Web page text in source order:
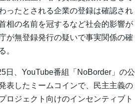
ったとされる企業の登録は確認され
相の名前を冠するなど社会的影響が
が無登録発行の疑いで事実関係の確
。
日、YouTube番組「NoBorder」の公
表したミームコインで、民主主義の
ロジェクト向けのインセンティブト